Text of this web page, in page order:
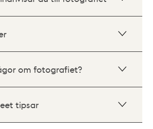
om fotografiet?
tipsar